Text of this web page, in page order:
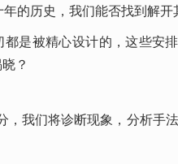
的历史，我们能否找到解开
都是被精心设计的，这些安
？
，我们将诊断现象，分析手